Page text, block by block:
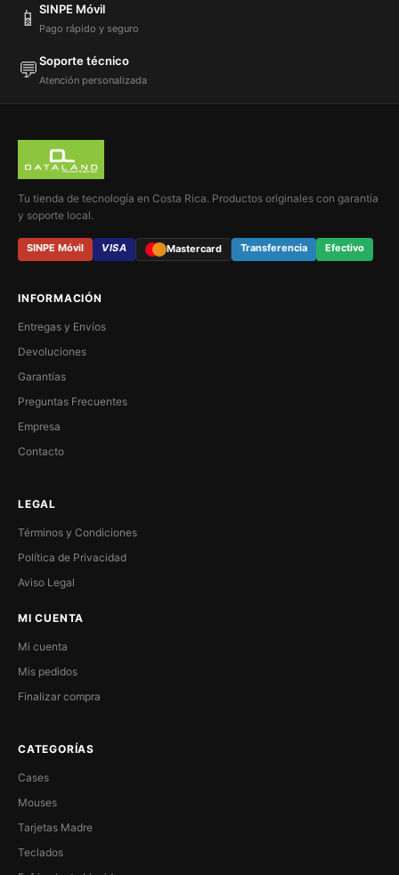
📱 SINPE Móvil
Pago rápido y seguro
💬Soporte técnico
Atención personalizada
Tu tienda de tecnología en Costa Rica. Productos originales con garantía
y soporte local.
SINPE Móvil VISA Mastercard Transferencia Efectivo
INFORMACIÓN
Entregas y Envíos
Devoluciones
Garantías
Preguntas Frecuentes
Empresa
Contacto
LEGAL
Términos y Condiciones
Política de Privacidad
Aviso Legal
MI CUENTA
Mi cuenta
Mis pedidos
Finalizar compra
CATEGORÍAS
Cases
Mouses
Tarjetas Madre
Teclados